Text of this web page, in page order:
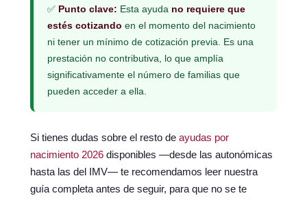
✅ Punto clave: Esta ayuda no requiere que
estés cotizando en el momento del nacimiento
ni tener un mínimo de cotización previa. Es una
prestación no contributiva, lo que amplía
significativamente el número de familias que
pueden acceder a ella.
Si tienes dudas sobre el resto de ayudas por
nacimiento 2026 disponibles —desde las autonómicas
hasta las del IMV— te recomendamos leer nuestra
guía completa antes de seguir, para que no se te